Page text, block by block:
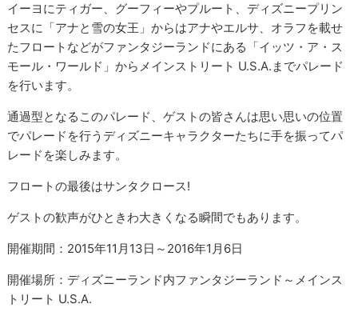
イーヨにティガー、グーフィーやプルート、ディズニープリン
セスに「アナと雪の女王」からはアナやエルサ、オラフを載せ
たフロートなどがファンタジーランドにある「イッツ・ア・ス
モール・ワールド」からメインストリート U.S.A.までパレード
を行います。
通過型となるこのパレード、ゲストの皆さんは思い思いの位置
でパレードを行うディズニーキャラクターたちに手を振ってパ
レードを楽しみます。
フロートの最後はサンタクロース!
ゲストの歓声がひときわ大きくなる瞬間でもあります。
開催期間：2015年11月13日～2016年1月6日
開催場所：ディズニーランド内ファンタジーランド～メインス
トリート U.S.A.